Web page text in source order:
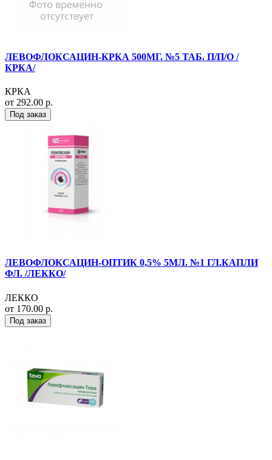
ЛЕВОФЛОКСАЦИН-КРКА 500МГ. №5 ТАБ. П/П/О /
КРКА/
КРКА
от 292.00 р.
Под заказ
ЛЕВОФЛОКСАЦИН-ОПТИК 0,5% 5МЛ. №1 ГЛ.КАПЛИ
ФЛ. /ЛЕККО/
ЛЕККО
от 170.00 р.
Под заказ